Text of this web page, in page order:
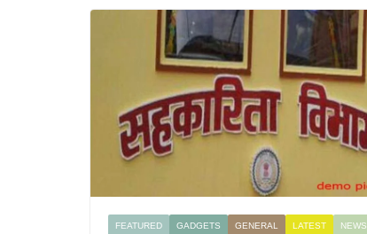
FEATURED GADGETS GENERAL LATEST NEWS